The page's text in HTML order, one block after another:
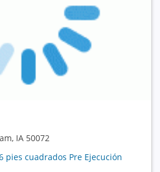
IA 50072
pies cuadrados Pre Ejecución